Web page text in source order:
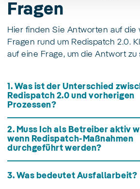
Fragen
Hier finden Sie Antworten auf die
Fragen rund um Redispatch 2.0.
auf eine Frage, um die Antwort zu
1. Was ist der Unterschied
Redispatch 2.0 und vorherigen
Prozessen?
2. Muss Ich als Betreiber aktiv
wenn Redispatch-Maßnahmen
durchgeführt werden?
3. Was bedeutet Ausfallarbeit?